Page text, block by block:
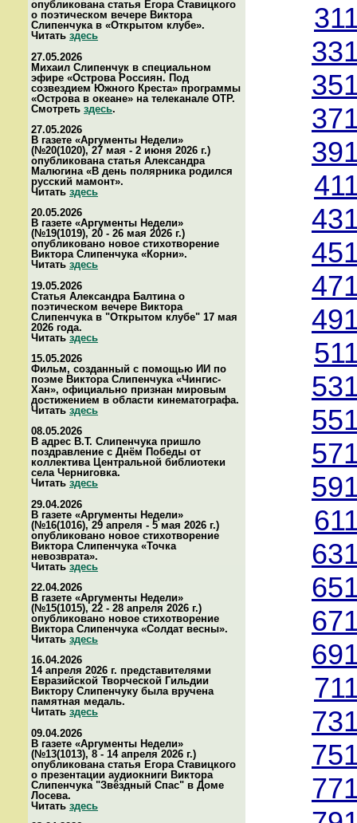
опубликована статья Егора Ставицкого
о поэтическом вечере Виктора
Слипенчука в «Открытом клубе».
Читать здесь
27.05.2026
Михаил Слипенчук в специальном
эфире «Острова Россиян. Под
созвездием Южного Креста» программы
«Острова в океане» на телеканале ОТР.
Смотреть здесь.
27.05.2026
В газете «Аргументы Недели»
(№20(1020), 27 мая - 2 июня 2026 г.)
опубликована статья Александра
Малюгина «В день полярника родился
русский мамонт».
Читать здесь
20.05.2026
В газете «Аргументы Недели»
(№19(1019), 20 - 26 мая 2026 г.)
опубликовано новое стихотворение
Виктора Слипенчука «Корни».
Читать здесь
19.05.2026
Статья Александра Балтина о
поэтическом вечере Виктора
Слипенчука в "Открытом клубе" 17 мая
2026 года.
Читатьздесь
15.05.2026
Фильм, созданный с помощью ИИ по
поэме Виктора Слипенчука «Чингис-
Хан», официально признан мировым
достижением в области кинематографа.
Читать здесь
08.05.2026
В адрес В.Т. Слипенчука пришло
поздравление с Днём Победы от
коллектива Центральной библиотеки
села Черниговка.
Читать здесь
29.04.2026
В газете «Аргументы Недели»
(№16(1016), 29 апреля - 5 мая 2026 г.)
опубликовано новое стихотворение
Виктора Слипенчука «Точка
невозврата».
Читатьздесь
22.04.2026
В газете «Аргументы Недели»
(№15(1015), 22 - 28 апреля 2026 г.)
опубликовано новое стихотворение
Виктора Слипенчука «Солдат весны».
Читать здесь
16.04.2026
14 апреля 2026 г. представителями
Евразийской Творческой Гильдии
Виктору Слипенчуку была вручена
памятная медаль.
Читать здесь
09.04.2026
В газете «Аргументы Недели»
(№13(1013), 8 - 14 апреля 2026 г.)
опубликована статья Егора Ставицкого
о презентации аудиокниги Виктора
Слипенчука "Звёздный Спас" в Доме
Лосева.
Читать здесь